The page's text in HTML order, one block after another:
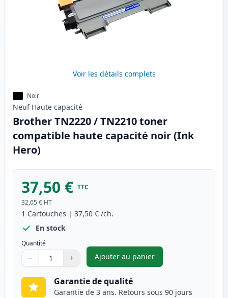
Voir les détails complets
Noir
Neuf Haute capacité
Brother TN2220 / TN2210 toner
compatible haute capacité noir (Ink
Hero)
37,50 € TTC
32,05 € HT
1 Cartouches | 37,50 € /ch.
En stock
Quantité
Quantité
Utilisez les boutons pour ajuster
− +
Quantité
Ajouter au panier
,Brother TN2220 / TN2210
Garantie de qualité
Garantie de 3 ans. Retours sous 90 jours